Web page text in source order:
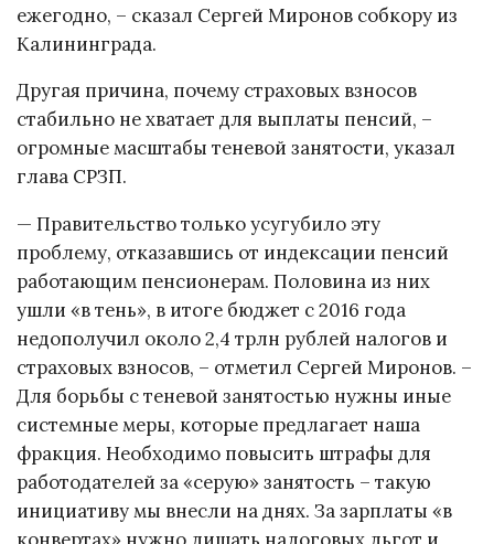
ежегодно, – сказал Сергей Миронов собкору из
Калининграда.
Другая причина, почему страховых взносов
стабильно не хватает для выплаты пенсий, –
огромные масштабы теневой занятости, указал
глава СРЗП.
— Правительство только усугубило эту
проблему, отказавшись от индексации пенсий
работающим пенсионерам. Половина из них
ушли «в тень», в итоге бюджет с 2016 года
недополучил около 2,4 трлн рублей налогов и
страховых взносов, – отметил Сергей Миронов. –
Для борьбы с теневой занятостью нужны иные
системные меры, которые предлагает наша
фракция. Необходимо повысить штрафы для
работодателей за «серую» занятость – такую
инициативу мы внесли на днях. За зарплаты «в